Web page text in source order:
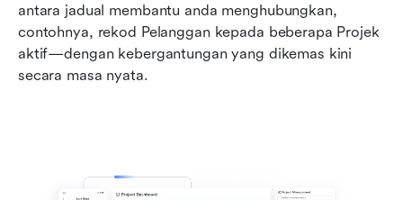
antara jadual membantu anda menghubungkan,
contohnya, rekod Pelanggan kepada beberapa Projek
aktif—dengan kebergantungan yang dikemas kini
secara masa nyata.